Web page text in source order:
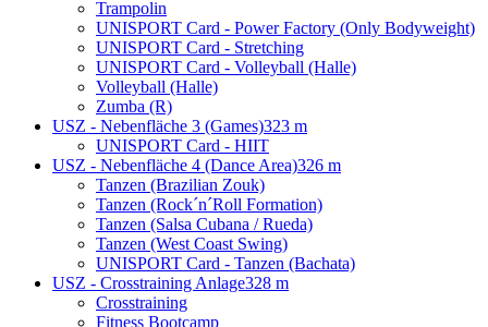
Trampolin
UNISPORT Card - Power Factory (Only Bodyweight)
UNISPORT Card - Stretching
UNISPORT Card - Volleyball (Halle)
Volleyball (Halle)
Zumba (R)
USZ - Nebenfläche 3 (Games)323 m
UNISPORT Card - HIIT
USZ - Nebenfläche 4 (Dance Area)326 m
Tanzen (Brazilian Zouk)
Tanzen (Rock´n´Roll Formation)
Tanzen (Salsa Cubana / Rueda)
Tanzen (West Coast Swing)
UNISPORT Card - Tanzen (Bachata)
USZ - Crosstraining Anlage328 m
Crosstraining
Fitness Bootcamp